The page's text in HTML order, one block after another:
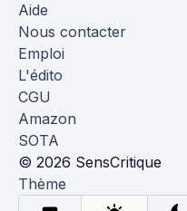
Aide
Nous contacter
Emploi
L'édito
CGU
Amazon
SOTA
© 2026 SensCritique
Thème